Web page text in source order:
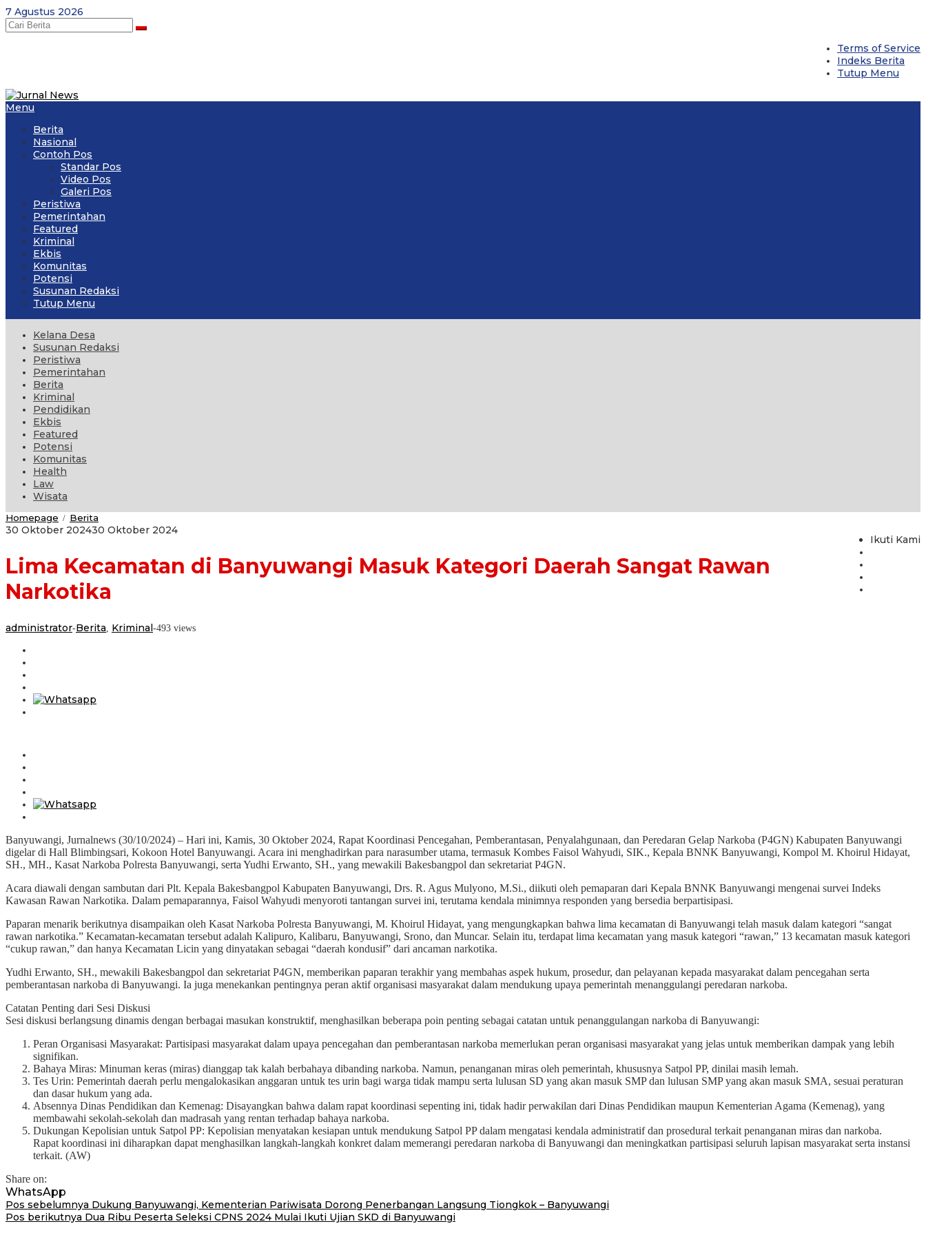
Skip
to
content
7 Agustus 2026
Terms of Service
Indeks Berita
Tutup Menu
Menu
Berita
Nasional
Contoh Pos
Standar Pos
Video Pos
Galeri Pos
Peristiwa
Pemerintahan
Featured
Kriminal
Ekbis
Komunitas
Potensi
Susunan Redaksi
Tutup Menu
Kelana Desa
Susunan Redaksi
Peristiwa
Pemerintahan
Berita
Kriminal
Pendidikan
Ekbis
Featured
Potensi
Komunitas
Health
Law
Wisata
Homepage / Berita
Kecamatan
Masuk
Kategori
Sangat
Ikuti Kami
30 Oktober 202430 Oktober 2024oleh
Lima Kecamatan di Banyuwangi Masuk Kategori Daerah Sangat Rawan
Narkotika
administrator-Berita Kriminal-493 views
Banyuwangi, Jurnalnews (30/10/2024) – Hari ini, Kamis, 30 Oktober 2024, Rapat Koordinasi Pencegahan, Pemberantasan, Penyalahgunaan, dan Peredaran Gelap Narkoba (P4GN) Kabupaten Banyuwangi
digelar di Hall Blimbingsari, Kokoon Hotel Banyuwangi. Acara ini menghadirkan para narasumber utama, termasuk Kombes Faisol Wahyudi, SIK., Kepala BNNK Banyuwangi, Kompol M. Khoirul Hidayat,
SH., MH., Kasat Narkoba Polresta Banyuwangi, serta Yudhi Erwanto, SH., yang mewakili Bakesbangpol dan sekretariat P4GN.
Acara diawali dengan sambutan dari Plt. Kepala Bakesbangpol Kabupaten Banyuwangi, Drs. R. Agus Mulyono, M.Si., diikuti oleh pemaparan dari Kepala BNNK Banyuwangi mengenai survei Indeks
Kawasan Rawan Narkotika. Dalam pemaparannya, Faisol Wahyudi menyoroti tantangan survei ini, terutama kendala minimnya responden yang bersedia berpartisipasi.
Paparan menarik berikutnya disampaikan oleh Kasat Narkoba Polresta Banyuwangi, M. Khoirul Hidayat, yang mengungkapkan bahwa lima kecamatan di Banyuwangi telah masuk dalam kategori “sangat
rawan narkotika.” Kecamatan-kecamatan tersebut adalah Kalipuro, Kalibaru, Banyuwangi, Srono, dan Muncar. Selain itu, terdapat lima kecamatan yang masuk kategori “rawan,” 13 kecamatan masuk kategori
“cukup rawan,” dan hanya Kecamatan Licin yang dinyatakan sebagai “daerah kondusif” dari ancaman narkotika.
Yudhi Erwanto, SH., mewakili Bakesbangpol dan sekretariat P4GN, memberikan paparan terakhir yang membahas aspek hukum, prosedur, dan pelayanan kepada masyarakat dalam pencegahan serta
pemberantasan narkoba di Banyuwangi. Ia juga menekankan pentingnya peran aktif organisasi masyarakat dalam mendukung upaya pemerintah menanggulangi peredaran narkoba.
Catatan Penting dari Sesi Diskusi
Sesi diskusi berlangsung dinamis dengan berbagai masukan konstruktif, menghasilkan beberapa poin penting sebagai catatan untuk penanggulangan narkoba di Banyuwangi:
Peran Organisasi Masyarakat: Partisipasi masyarakat dalam upaya pencegahan dan pemberantasan narkoba memerlukan peran organisasi masyarakat yang jelas untuk memberikan dampak yang lebih
signifikan.
Bahaya Miras: Minuman keras (miras) dianggap tak kalah berbahaya dibanding narkoba. Namun, penanganan miras oleh pemerintah, khususnya Satpol PP, dinilai masih lemah.
Tes Urin: Pemerintah daerah perlu mengalokasikan anggaran untuk tes urin bagi warga tidak mampu serta lulusan SD yang akan masuk SMP dan lulusan SMP yang akan masuk SMA, sesuai peraturan
dan dasar hukum yang ada.
Absennya Dinas Pendidikan dan Kemenag: Disayangkan bahwa dalam rapat koordinasi sepenting ini, tidak hadir perwakilan dari Dinas Pendidikan maupun Kementerian Agama (Kemenag), yang
membawahi sekolah-sekolah dan madrasah yang rentan terhadap bahaya narkoba.
Dukungan Kepolisian untuk Satpol PP: Kepolisian menyatakan kesiapan untuk mendukung Satpol PP dalam mengatasi kendala administratif dan prosedural terkait penanganan miras dan narkoba.
Rapat koordinasi ini diharapkan dapat menghasilkan langkah-langkah konkret dalam memerangi peredaran narkoba di Banyuwangi dan meningkatkan partisipasi seluruh lapisan masyarakat serta instansi
terkait. (AW)
Share on:
WhatsApp
Navigasi
Pos sebelumnya Dukung Banyuwangi, Kementerian Pariwisata Dorong Penerbangan Langsung Tiongkok – Banyuwangi
Pos berikutnya Dua Ribu Peserta Seleksi CPNS 2024 Mulai Ikuti Ujian SKD di Banyuwangi